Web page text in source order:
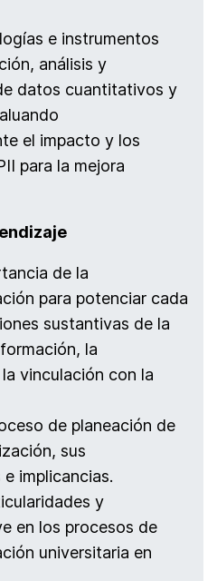
e instrumentos
análisis y
datos cuantitativos y
el impacto y los
para la mejora
de la
para potenciar cada
sustantivas de la
la
vinculación con la
de planeación de
sus
implicancias.
y
en los procesos de
universitaria en